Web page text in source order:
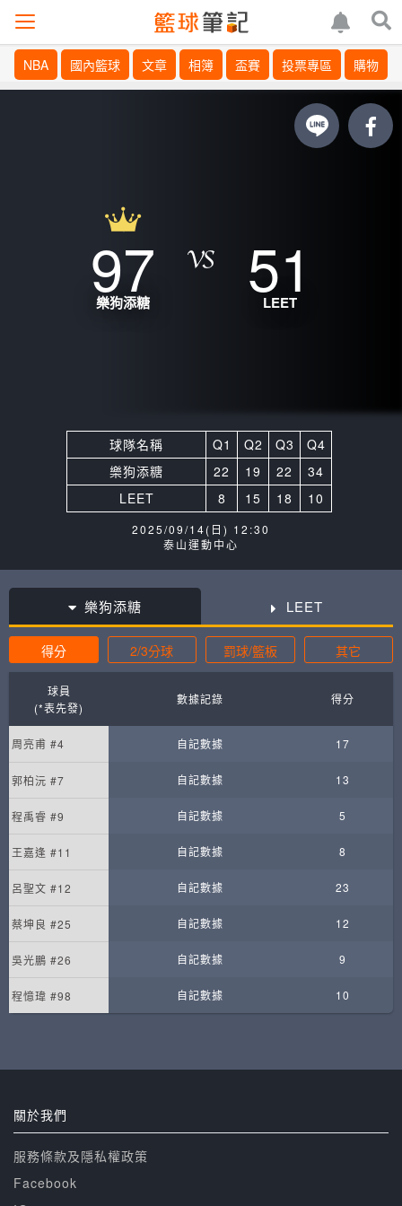
NBA 國內籃球 文章 相簿 盃賽 投票專區 購物
97
樂狗添糖 51
LEET
球隊名稱 Q1 Q2 Q3
Q4
樂狗添糖
22 19 22
34
LEET
8 15 18 10
2025/09/14(日) 12:30
泰山運動中心
樂狗添糖 LEET
得分 2/3分球 罰球/籃板 其它
球員
(*表先發)
數據記錄 得分
周亮甫 #4 自記數據 17
郭柏沅 #7 自記數據 13
程禹睿 #9 自記數據 5
王嘉逢 #11 自記數據 8
呂聖文 #12 自記數據 23
蔡坤良 #25 自記數據 12
吳光鵬 #26 自記數據 9
程憶瑋 #98 自記數據 10
關於我們
服務條款及隱私權政策
Facebook